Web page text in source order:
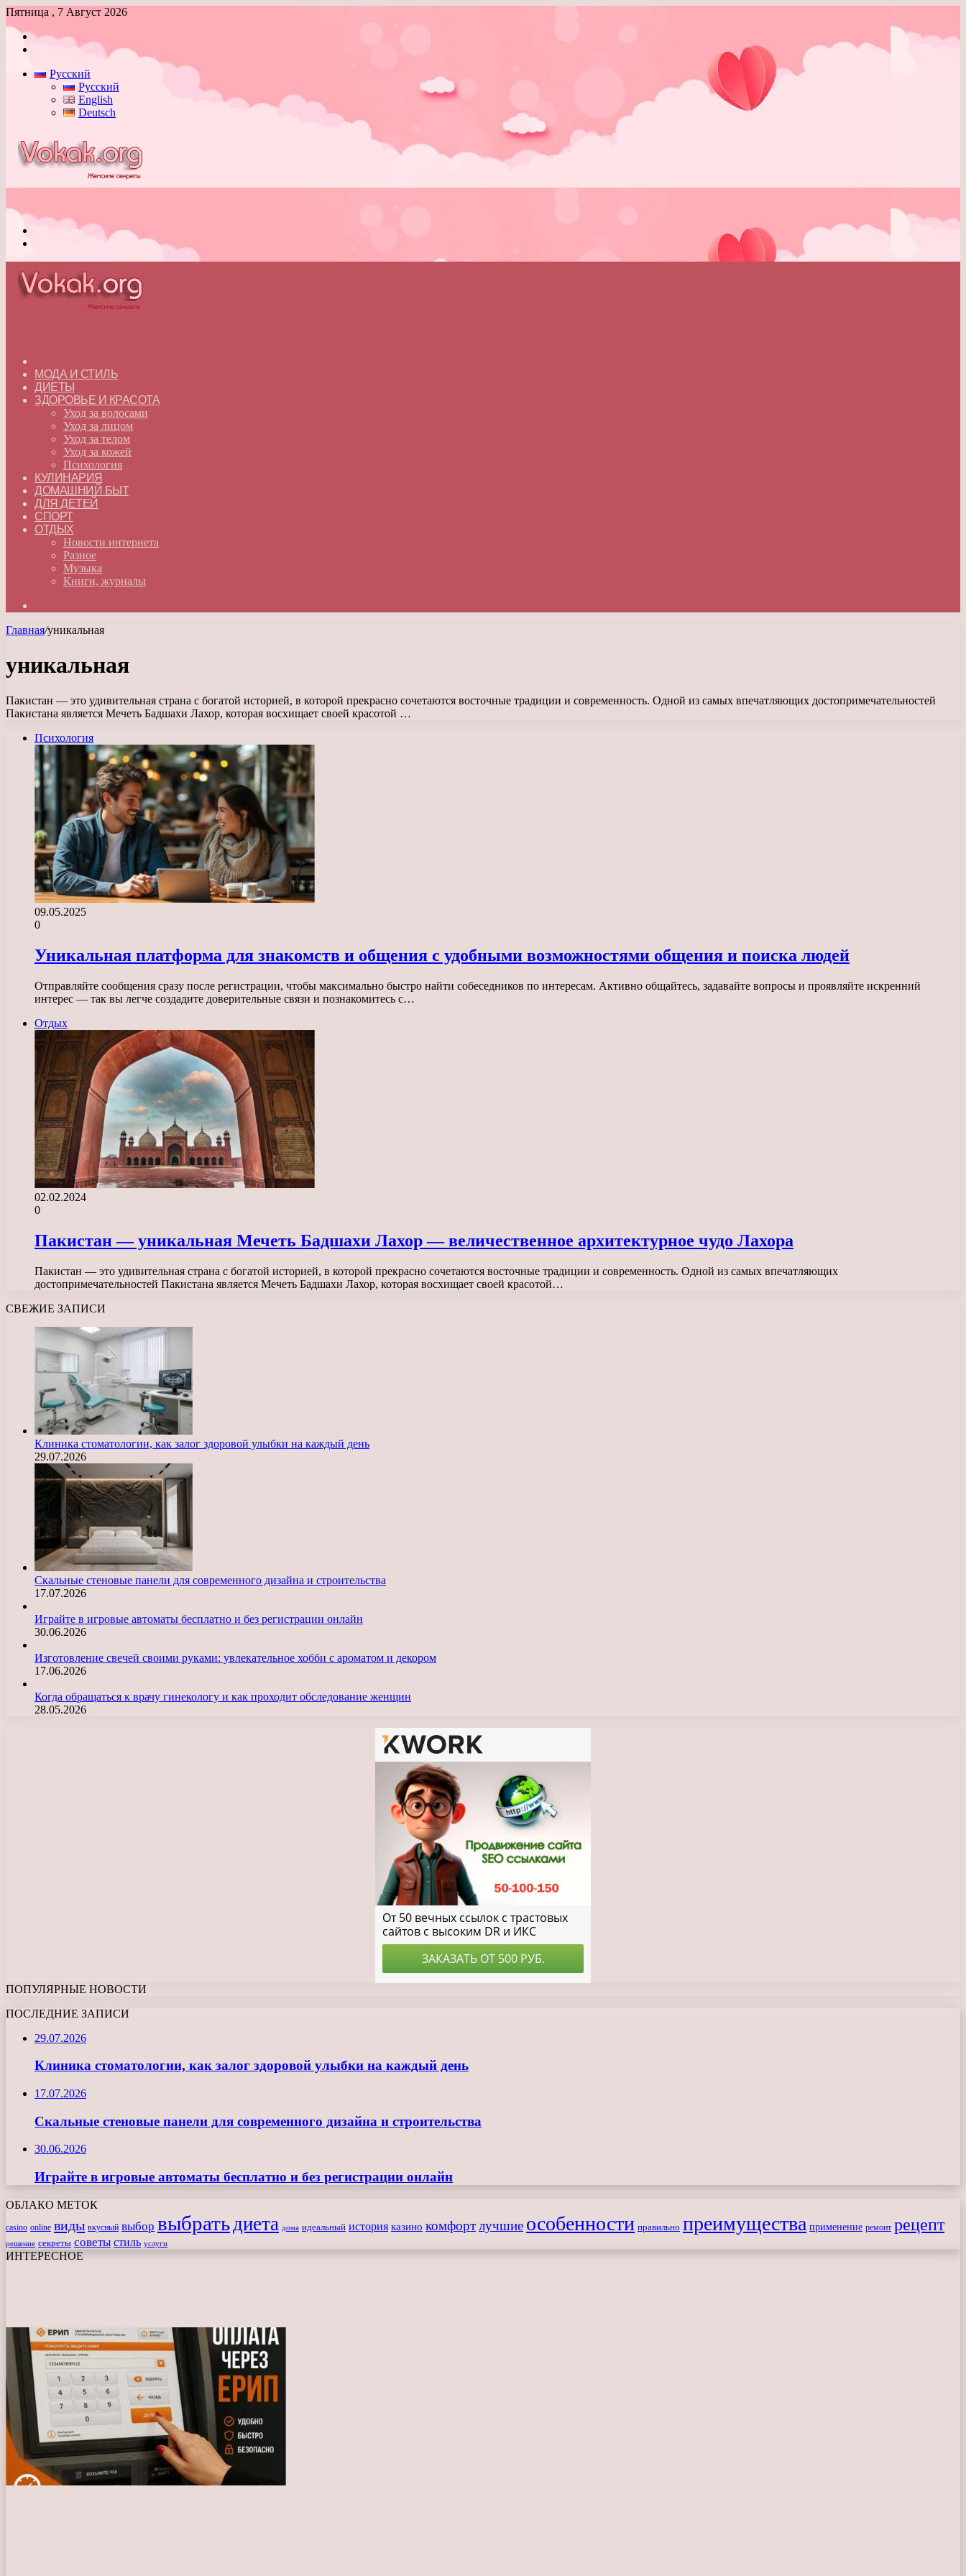
Пятница , 7 Август 2026
Войти
Русский
Русский
English
Deutsch
МОДА И СТИЛЬ
ДИЕТЫ
ЗДОРОВЬЕ И КРАСОТА
Уход за волосами
Уход за лицом
Уход за телом
Уход за кожей
Психология
КУЛИНАРИЯ
ДОМАШНИЙ БЫТ
ДЛЯ ДЕТЕЙ
СПОРТ
ОТДЫХ
Новости интернета
Разное
Музыка
Книги, журналы
Главная/уникальная
уникальная
Пакистан — это удивительная страна с богатой историей, в которой прекрасно сочетаются восточные традиции и современность. Одной из самых впечатляющих достопримечательностей
Пакистана является Мечеть Бадшахи Лахор, которая восхищает своей красотой …
Психология
09.05.2025
0
Уникальная платформа для знакомств и общения с удобными возможностями общения и поиска людей
Отправляйте сообщения сразу после регистрации, чтобы максимально быстро найти собеседников по интересам. Активно общайтесь, задавайте вопросы и проявляйте искренний
интерес — так вы легче создадите доверительные связи и познакомитесь с…
Отдых
02.02.2024
0
Пакистан — уникальная Мечеть Бадшахи Лахор — величественное архитектурное чудо Лахора
Пакистан — это удивительная страна с богатой историей, в которой прекрасно сочетаются восточные традиции и современность. Одной из самых впечатляющих
достопримечательностей Пакистана является Мечеть Бадшахи Лахор, которая восхищает своей красотой…
СВЕЖИЕ ЗАПИСИ
Клиника стоматологии, как залог здоровой улыбки на каждый день
29.07.2026
Скальные стеновые панели для современного дизайна и строительства
17.07.2026
Играйте в игровые автоматы бесплатно и без регистрации онлайн
30.06.2026
Изготовление свечей своими руками: увлекательное хобби с ароматом и декором
17.06.2026
Когда обращаться к врачу гинекологу и как проходит обследование женщин
28.05.2026
ПОПУЛЯРНЫЕ НОВОСТИ
ПОСЛЕДНИЕ ЗАПИСИ
29.07.2026
Клиника стоматологии, как залог здоровой улыбки на каждый день
17.07.2026
Скальные стеновые панели для современного дизайна и строительства
30.06.2026
Играйте в игровые автоматы бесплатно и без регистрации онлайн
ОБЛАКО МЕТОК
casino online виды вкусный выбор выбрать диета дома идеальный история казино комфортлучшие особенности правильно преимущества применение ремонт рецепт
решение секреты советы стиль услуги
ИНТЕРЕСНОЕ